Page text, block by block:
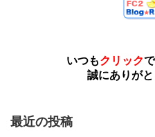
いつもクリック
誠にありが
最近の投稿